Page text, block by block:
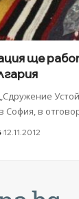
ще
София, в
12.11.2012